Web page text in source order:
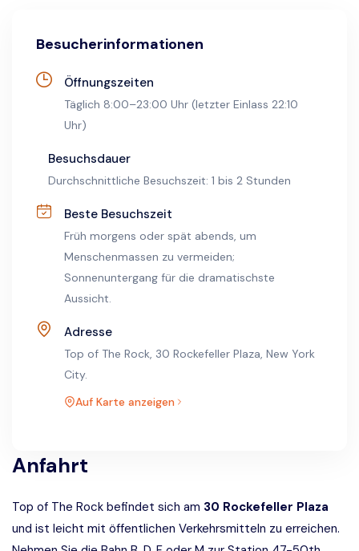
Besucherinformationen
Öffnungszeiten
Täglich 8:00–23:00 Uhr (letzter Einlass 22:10
Uhr)
Besuchsdauer
Durchschnittliche Besuchszeit: 1 bis 2 Stunden
Beste Besuchszeit
Früh morgens oder spät abends, um
Menschenmassen zu vermeiden;
Sonnenuntergang für die dramatischste
Aussicht.
Adresse
Top of The Rock, 30 Rockefeller Plaza, New York
City.
Auf Karte anzeigen
Anfahrt
Top of The Rock befindet sich am 30 Rockefeller Plaza
und ist leicht mit öffentlichen Verkehrsmitteln zu erreichen.